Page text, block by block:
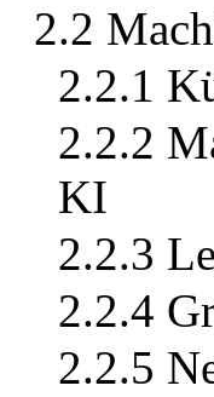
2.2
2.2.1
2.2.2
KI
2.2.3
2.2.4
2.2.5